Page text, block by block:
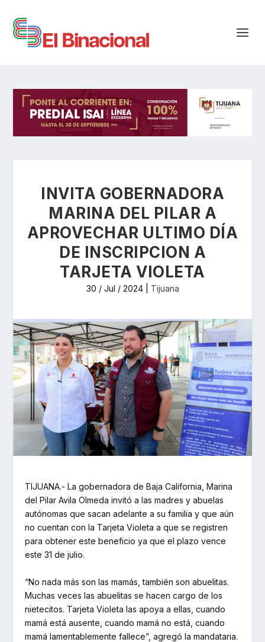
INVITA GOBERNADORA
MARINA DEL PILAR A
APROVECHAR ULTIMO DÍA
DE INSCRIPCION A
TARJETA VIOLETA
30 / Jul / 2024| Tijuana
TIJUANA.- La gobernadora de Baja California, Marina
del Pilar Avila Olmeda invitó a las madres y abuelas
autónomas que sacan adelante a su familia y que aún
no cuentan con la Tarjeta Violeta a que se registren
para obtener este beneficio ya que el plazo vence
este 31 de julio.
“No nada más son las mamás, también son abuelitas.
Muchas veces las abuelitas se hacen cargo de los
nietecitos. Tarjeta Violeta las apoya a ellas, cuando
mamá está ausente, cuando mamá no está, cuando
mamá lamentablemente fallece”, agregó la mandataria.